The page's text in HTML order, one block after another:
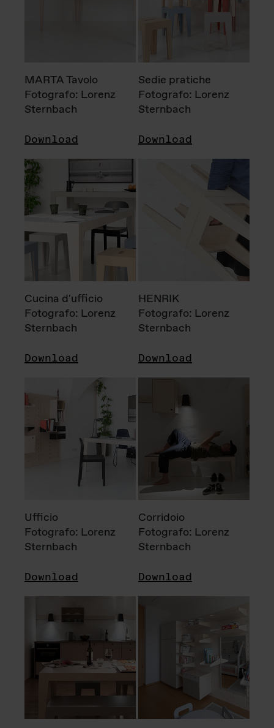
MARTA Tavolo
Fotografo: Lorenz
Sternbach
Download
Sedie pratiche
Fotografo: Lorenz
Sternbach
Download
Cucina d'ufficio
Fotografo: Lorenz
Sternbach
Download
HENRIK
Fotografo: Lorenz
Sternbach
Download
Ufficio
Fotografo: Lorenz
Sternbach
Download
Corridoio
Fotografo: Lorenz
Sternbach
Download